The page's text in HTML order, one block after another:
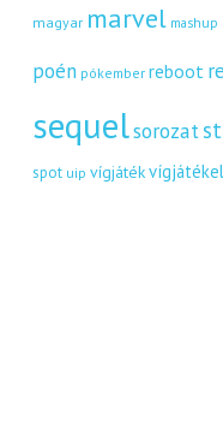
magyar marvel mashup
poén pókember reboot
sequelsorozat
spot uip vígjáték